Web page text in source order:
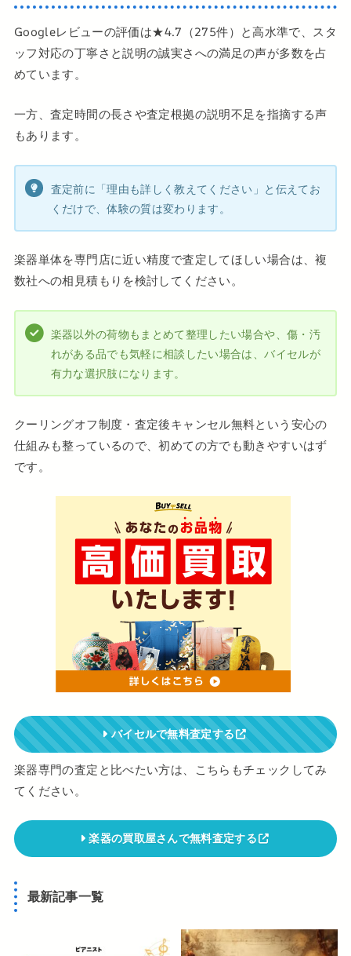
Googleレビューの評価は★4.7（275件）と高水準で、スタ
ッフ対応の丁寧さと説明の誠実さへの満足の声が多数を占
めています。
一方、査定時間の長さや査定根拠の説明不足を指摘する声
もあります。
査定前に「理由も詳しく教えてください」と伝えてお
くだけで、体験の質は変わります。
楽器単体を専門店に近い精度で査定してほしい場合は、複
数社への相見積もりを検討してください。
楽器以外の荷物もまとめて整理したい場合や、傷・汚
れがある品でも気軽に相談したい場合は、バイセルが
有力な選択肢になります。
クーリングオフ制度・査定後キャンセル無料という安心の
仕組みも整っているので、初めての方でも動きやすいはず
です。
バイセルで無料査定する
楽器専門の査定と比べたい方は、こちらもチェックしてみ
てください。
楽器の買取屋さんで無料査定する
最新記事一覧